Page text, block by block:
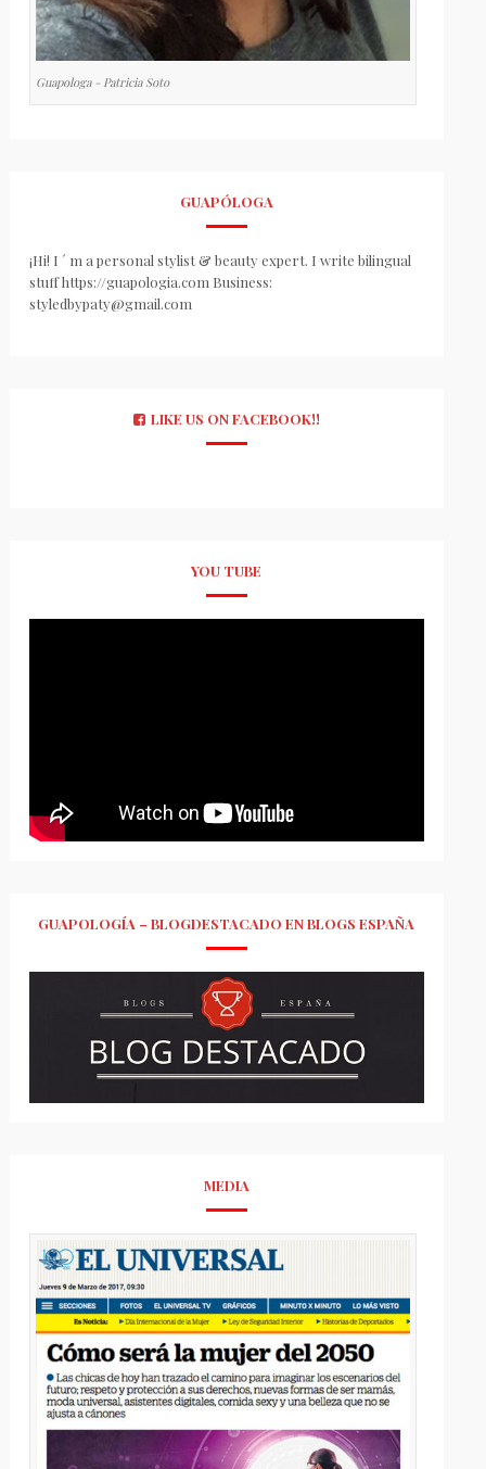
Guapologa - Patricia Soto
GUAPÓLOGA
¡Hi! I ´ m a personal stylist & beauty expert. I write bilingual
stuff https://guapologia.com Business:
styledbypaty@gmail.com
LIKE US ON FACEBOOK!!
YOU TUBE
GUAPOLOGÍA – BLOGDESTACADO EN BLOGS ESPAÑA
MEDIA